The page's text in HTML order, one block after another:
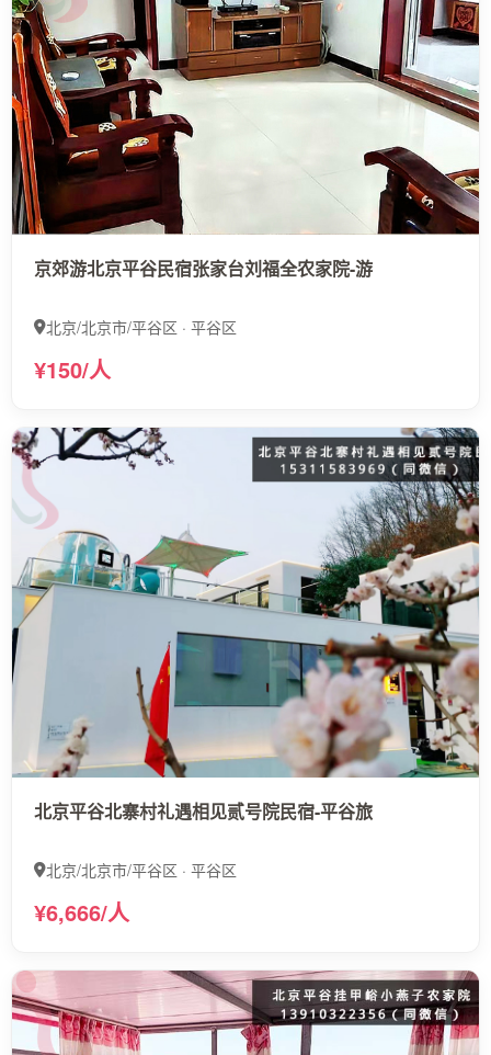
京郊游北京平谷民宿张家台刘福全农家院-游
北京/北京市/平谷区 · 平谷区
¥150/人
北京平谷北寨村礼遇相见贰号院民宿-平谷旅
北京/北京市/平谷区 · 平谷区
¥6,666/人